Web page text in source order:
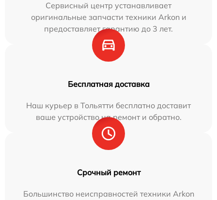
Сервисный центр устанавливает
оригинальные запчасти техники Arkon и
предоставляет гарантию до 3 лет.
Бесплатная доставка
Наш курьер в Тольятти бесплатно доставит
ваше устройство на ремонт и обратно.
Срочный ремонт
Большинство неисправностей техники Arkon